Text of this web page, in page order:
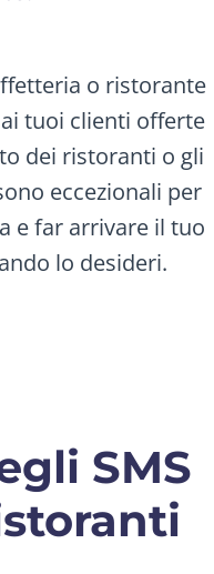
o ristorante
tuoi clienti offerte
dei ristoranti o gli
eccezionali per
e far arrivare il tuo
lo desideri.
SMS